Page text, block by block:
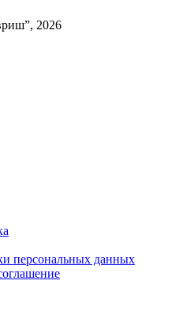
(Витлуф)
2026
персональных данных